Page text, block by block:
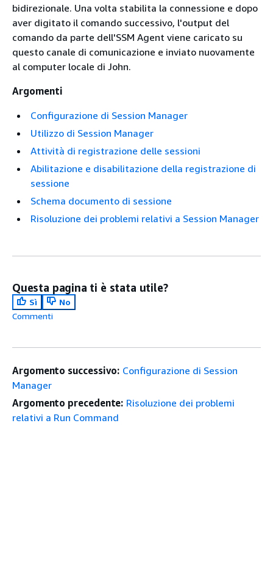
bidirezionale. Una volta stabilita la connessione e dopo
aver digitato il comando successivo, l'output del
comando da parte dell'SSM Agent viene caricato su
questo canale di comunicazione e inviato nuovamente
al computer locale di John.
Argomenti
Configurazione di Session Manager
Utilizzo di Session Manager
Attività di registrazione delle sessioni
Abilitazione e disabilitazione della registrazione di
sessione
Schema documento di sessione
Risoluzione dei problemi relativi a Session Manager
Questa pagina ti è stata utile?
Sì
No
Commenti
Argomento successivo: Configurazione di Session
Manager
Argomento precedente: Risoluzione dei problemi
relativi a Run Command